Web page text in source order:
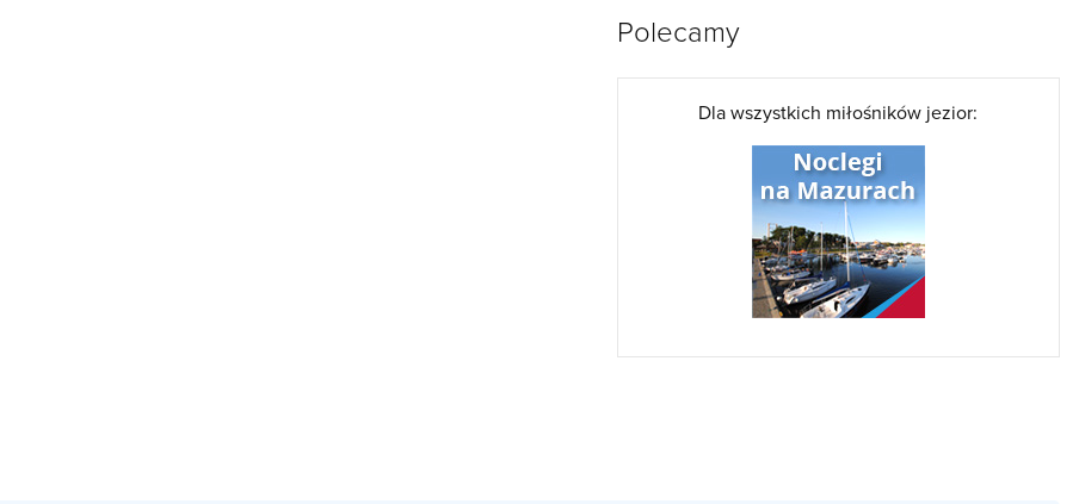
Polecamy
Dla wszystkich miłośników jezior: